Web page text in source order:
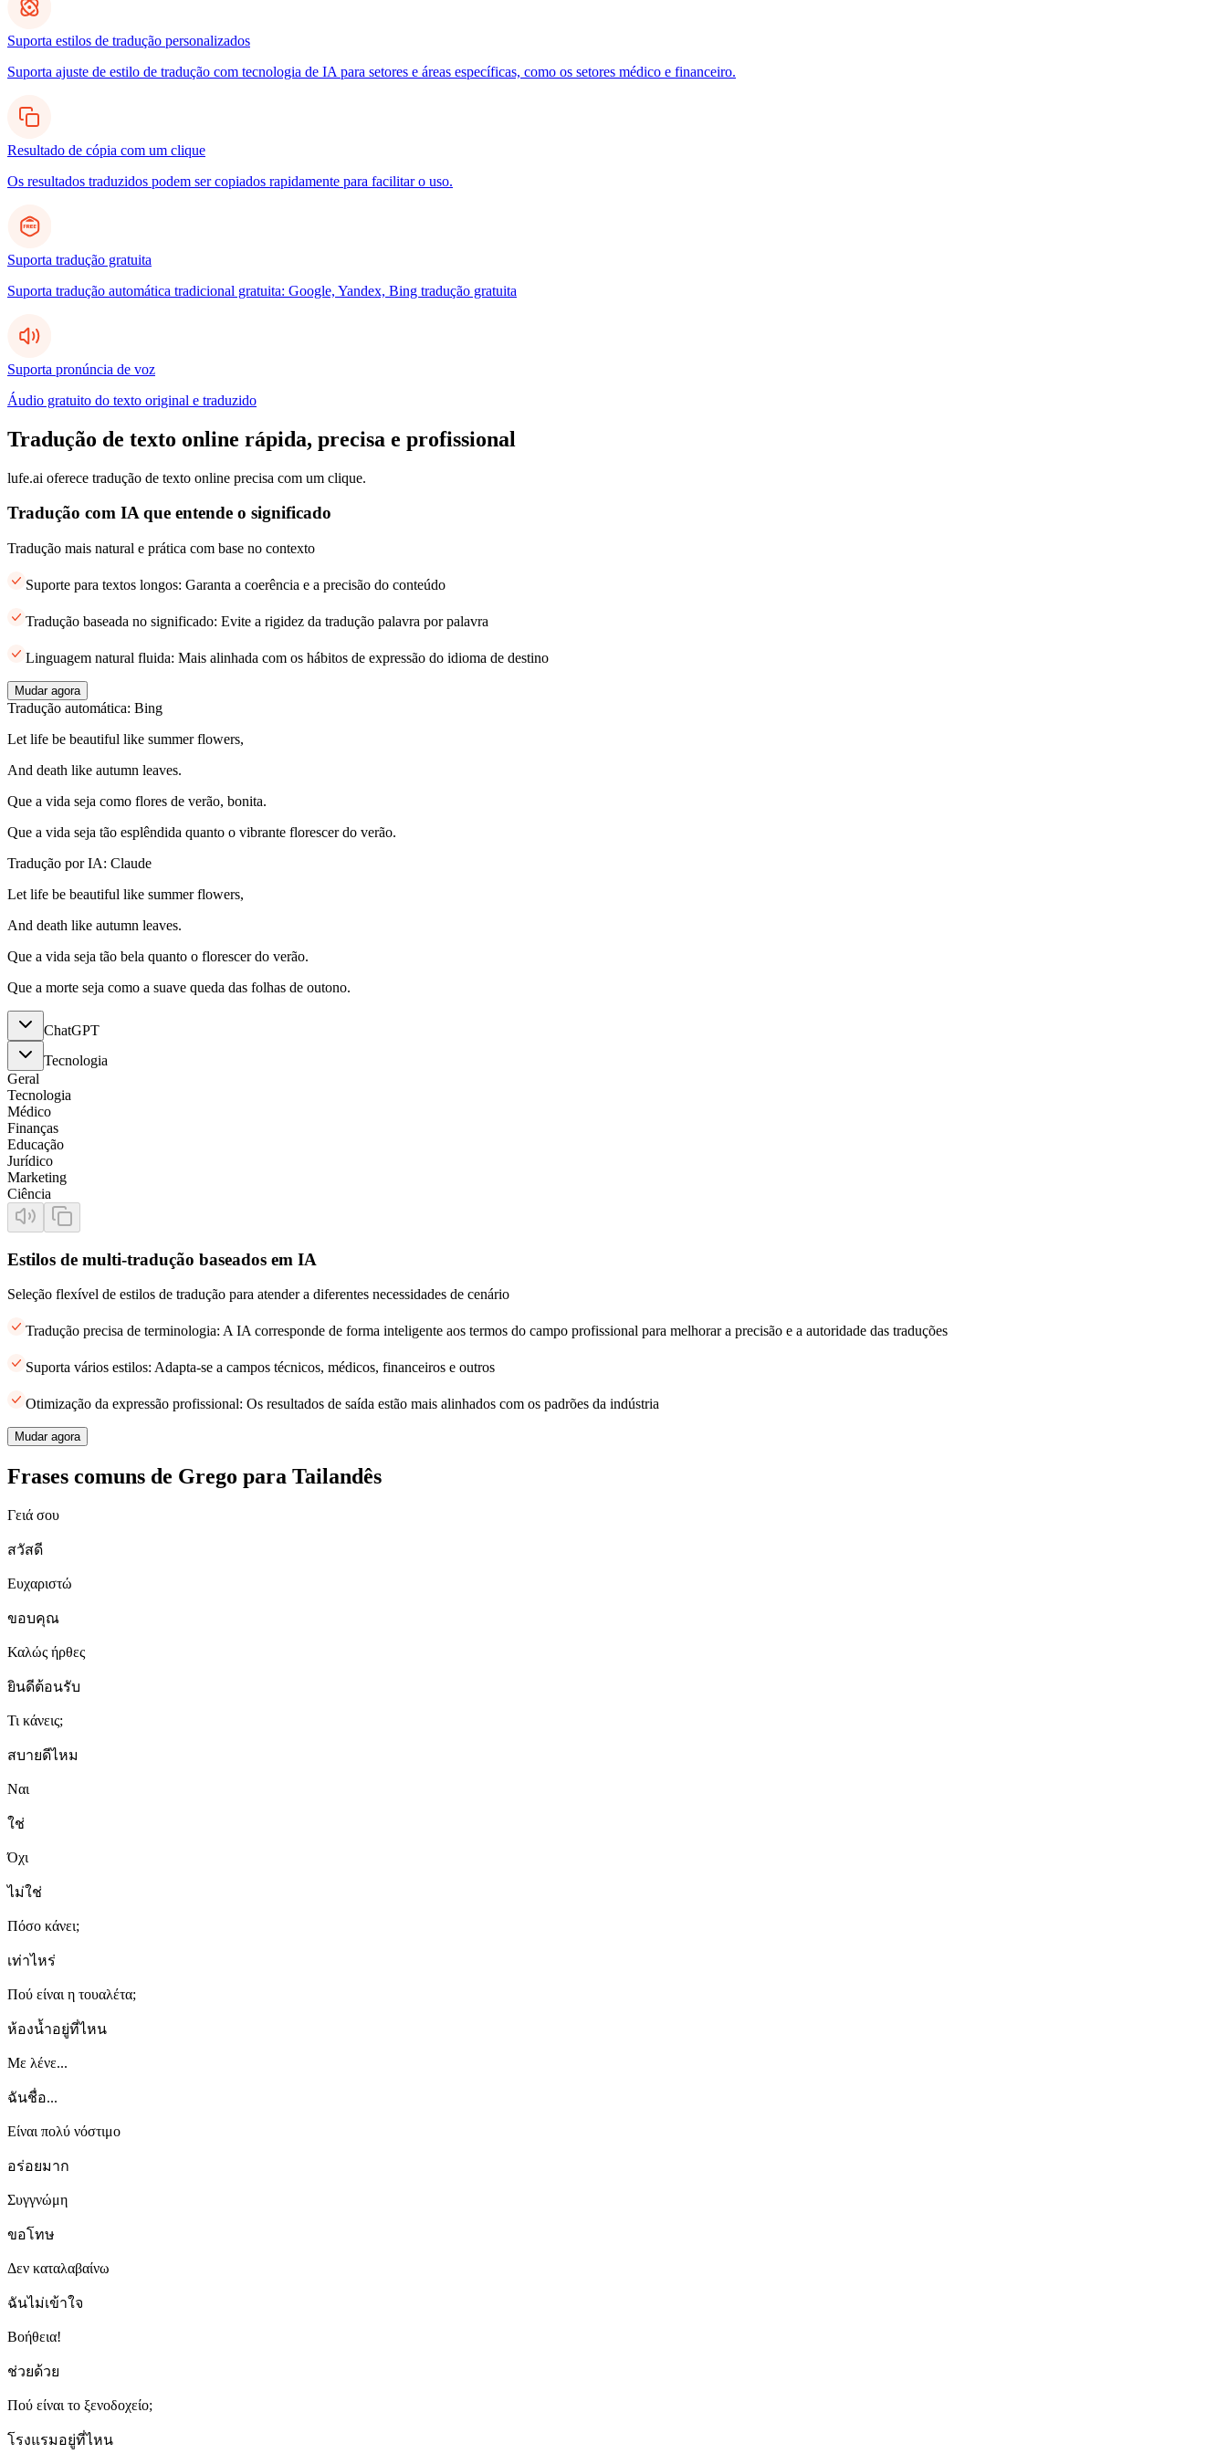
Suporta estilos de tradução personalizados
Suporta ajuste de estilo de tradução com tecnologia de IA para setores e áreas específicas, como os setores médico e financeiro.
Resultado de cópia com um clique
Os resultados traduzidos podem ser copiados rapidamente para facilitar o uso.
Suporta tradução gratuita
Suporta tradução automática tradicional gratuita: Google, Yandex, Bing tradução gratuita
Suporta pronúncia de voz
Áudio gratuito do texto original e traduzido
Tradução de texto online rápida, precisa e profissional
lufe.ai oferece tradução de texto online precisa com um clique.
Tradução com IA que entende o significado
Tradução mais natural e prática com base no contexto
Suporte para textos longos: Garanta a coerência e a precisão do conteúdo
Tradução baseada no significado: Evite a rigidez da tradução palavra por palavra
Linguagem natural fluida: Mais alinhada com os hábitos de expressão do idioma de destino
Mudar agora
Tradução automática: Bing
Let life be beautiful like summer flowers,
And death like autumn leaves.
Que a vida seja como flores de verão, bonita.
Que a vida seja tão esplêndida quanto o vibrante florescer do verão.
Tradução por IA: Claude
Let life be beautiful like summer flowers,
And death like autumn leaves.
Que a vida seja tão bela quanto o florescer do verão.
Que a morte seja como a suave queda das folhas de outono.
ChatGPT
Tecnologia
Geral
Tecnologia
Médico
Finanças
Educação
Jurídico
Marketing
Ciência
Estilos de multi-tradução baseados em IA
Seleção flexível de estilos de tradução para atender a diferentes necessidades de cenário
Tradução precisa de terminologia: A IA corresponde de forma inteligente aos termos do campo profissional para melhorar a precisão e a autoridade das traduções
Suporta vários estilos: Adapta-se a campos técnicos, médicos, financeiros e outros
Otimização da expressão profissional: Os resultados de saída estão mais alinhados com os padrões da indústria
Mudar agora
Frases comuns de Grego para Tailandês
Γειά σου
สวัสดี
Ευχαριστώ
ขอบคุณ
Καλώς ήρθες
ยินดีต้อนรับ
Τι κάνεις;
สบายดีไหม
Ναι
ใช่
Όχι
ไม่ใช่
Πόσο κάνει;
เท่าไหร่
Πού είναι η τουαλέτα;
ห้องน้ำอยู่ที่ไหน
Με λένε...
ฉันชื่อ...
Είναι πολύ νόστιμο
อร่อยมาก
Συγγνώμη
ขอโทษ
Δεν καταλαβαίνω
ฉันไม่เข้าใจ
Βοήθεια!
ช่วยด้วย
Πού είναι το ξενοδοχείο;
โรงแรมอยู่ที่ไหน